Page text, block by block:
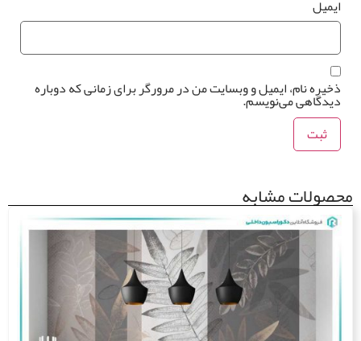
نام، ایمیل و وبسایت من در مرورگر برای زمانی که دوباره
می‌نویسم.
مشابه